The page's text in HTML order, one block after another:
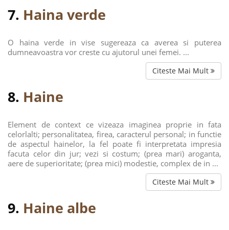
7. Haina verde
O haina verde in vise sugereaza ca averea si puterea
dumneavoastra vor creste cu ajutorul unei femei. ...
Citeste Mai Mult
8. Haine
Element de context ce vizeaza imaginea proprie in fata
celorlalti; personalitatea, firea, caracterul personal; in functie
de aspectul hainelor, la fel poate fi interpretata impresia
facuta celor din jur; vezi si costum; (prea mari) aroganta,
aere de superioritate; (prea mici) modestie, complex de in ...
Citeste Mai Mult
9. Haine albe